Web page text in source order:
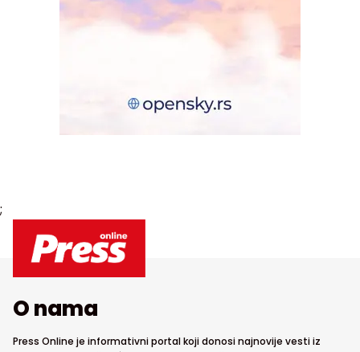
;
O nama
Press Online je informativni portal koji donosi najnovije vesti iz